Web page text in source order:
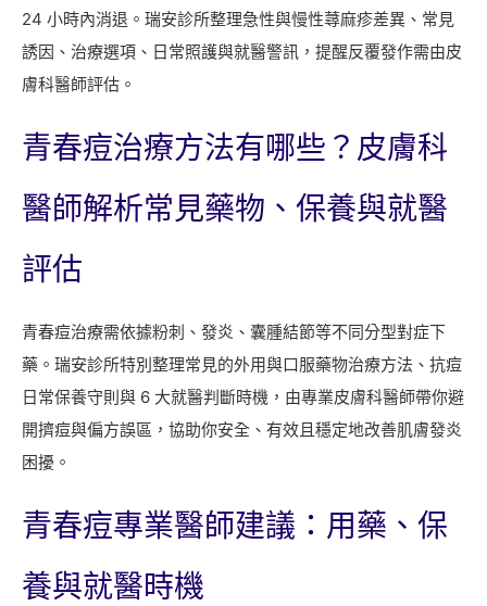
24 小時內消退。瑞安診所整理急性與慢性蕁麻疹差異、常見
誘因、治療選項、日常照護與就醫警訊，提醒反覆發作需由皮
膚科醫師評估。
青春痘治療方法有哪些？皮膚科
醫師解析常見藥物、保養與就醫
評估
青春痘治療需依據粉刺、發炎、囊腫結節等不同分型對症下
藥。瑞安診所特別整理常見的外用與口服藥物治療方法、抗痘
日常保養守則與 6 大就醫判斷時機，由專業皮膚科醫師帶你避
開擠痘與偏方誤區，協助你安全、有效且穩定地改善肌膚發炎
困擾。
青春痘專業醫師建議：用藥、保
養與就醫時機